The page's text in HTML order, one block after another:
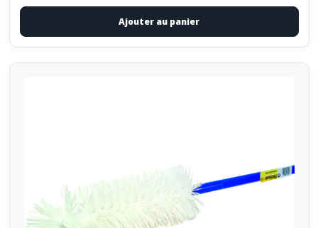
Ajouter au panier